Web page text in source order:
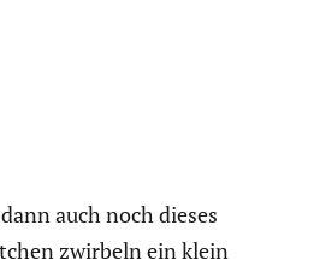
auch noch dieses
zwirbeln ein klein